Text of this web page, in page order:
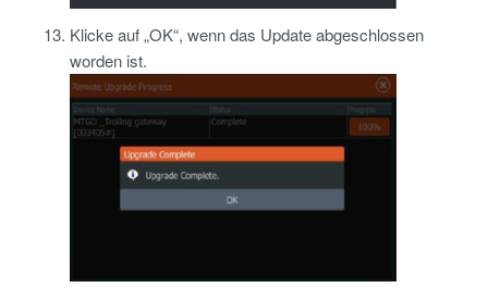
Klicke auf „OK“, wenn das Update abgeschlossen
worden ist.